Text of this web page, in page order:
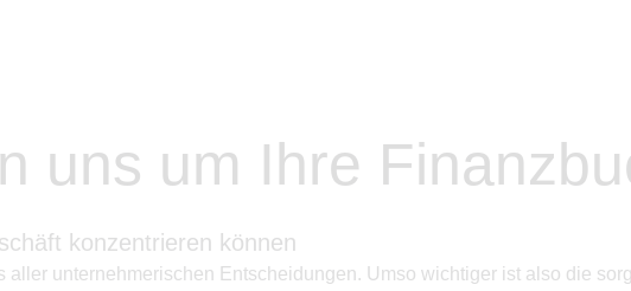
uns um Ihre
konzentrieren können
unternehmerischen Entscheidungen. Umso wichtiger ist also die